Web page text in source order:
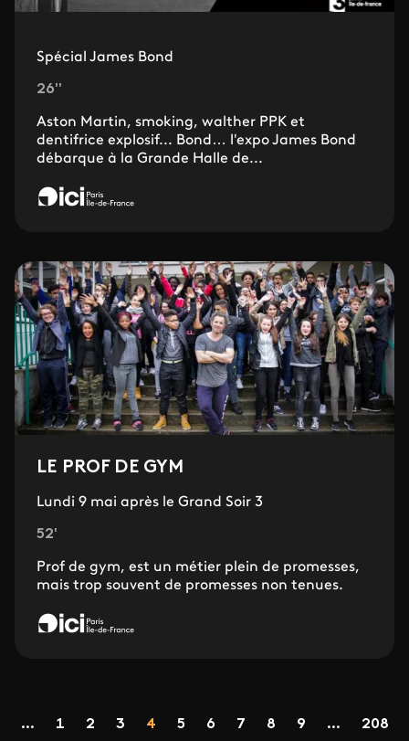
Spécial James Bond
26''
Aston Martin, smoking, walther PPK et
dentifrice explosif... Bond… l'expo James Bond
débarque à la Grande Halle de...
LE PROF DE GYM
Lundi 9 mai après le Grand Soir 3
52'
Prof de gym, est un métier plein de promesses,
mais trop souvent de promesses non tenues.
précédente
... Page
1 Page
2 Page
3 Page
4 Page
5 Page
6 Page
7 Page
8 Page
9 ... 208